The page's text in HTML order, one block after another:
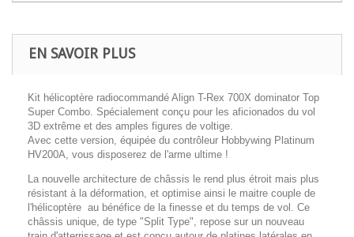
EN SAVOIR PLUS
Kit hélicoptère radiocommandé Align T-Rex 700X dominator Top
Super Combo. Spécialement conçu pour les aficionados du vol
3D extrême et des amples figures de voltige.
Avec cette version, équipée du contrôleur Hobbywing Platinum
HV200A, vous disposerez de l'arme ultime !
La nouvelle architecture de châssis le rend plus étroit mais plus
résistant à la déformation, et optimise ainsi le maitre couple de
l'hélicoptère au bénéfice de la finesse et du temps de vol. Ce
châssis unique, de type "Split Type", repose sur un nouveau